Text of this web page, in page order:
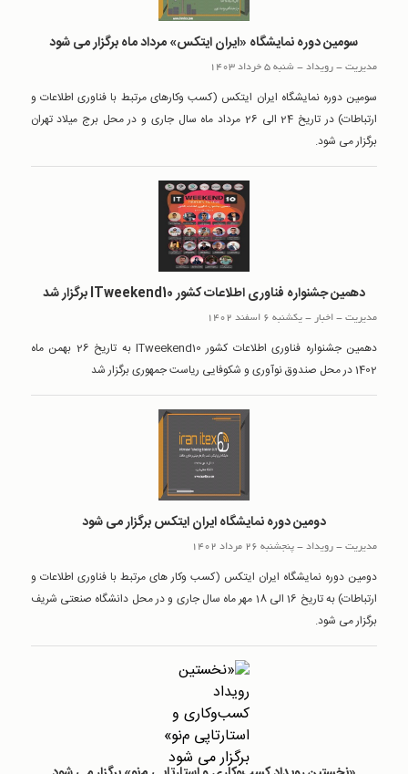
سومین دوره نمایشگاه «ایران ایتکس» مرداد ماه برگزار می شود
مدیریت-رويداد- شنبه 5 خرداد 1403
سومین دوره نمایشگاه ایران ایتکس (کسب وکارهای مرتبط با فناوری اطلاعات و
ارتباطات) در تاریخ 24 الی 26 مرداد ماه سال جاری و در محل برج میلاد تهران
برگزار می شود.
دهمین جشنواره فناوری اطلاعات کشور ITweekend10 برگزار شد
مدیریت-اخبار -یکشنبه 6 اسفند 1402
دهمین جشنواره فناوری اطلاعات کشور ITweekend10 به تاریخ 26 بهمن ماه
1402 در محل صندوق نوآوری و شکوفایی ریاست جمهوری برگزار شد
دومین دوره نمایشگاه ایران ایتکس برگزار می شود
مدیریت-رويداد-پنجشنبه 26 مرداد 1402
دومین دوره نمایشگاه ایران ایتکس (کسب وکار های مرتبط با فناوری اطلاعات و
ارتباطات) به تاریخ 16 الی 18 مهر ماه سال جاری و در محل دانشگاه صنعتی شریف
برگزار می شود.